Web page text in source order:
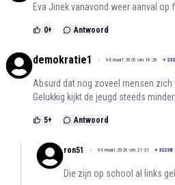
Eva Jinek vanavond weer aanval op
0+ Antwoord
demokratie1 04 maart 2026 om 18:28 +
Absurd dat nog zoveel mensen zich
Gelukkig kijkt de jeugd steeds minder
5+ Antwoord
ron51 04 maart 2026 om 21:31 + 32238
Die zijn op school al links